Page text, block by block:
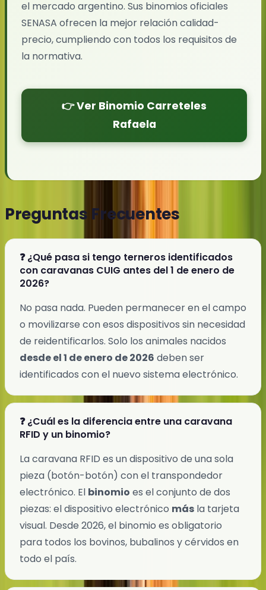
el mercado argentino. Sus binomios oficiales
SENASA ofrecen la mejor relación calidad-
precio, cumpliendo con todos los requisitos de
la normativa.
👉 Ver Binomio Carreteles
Rafaela
Preguntas Frecuentes
❓ ¿Qué pasa si tengo terneros identificados
con caravanas CUIG antes del 1 de enero de
2026?
No pasa nada. Pueden permanecer en el campo
o movilizarse con esos dispositivos sin necesidad
de reidentificarlos. Solo los animales nacidos
desde el 1 de enero de 2026 deben ser
identificados con el nuevo sistema electrónico.
❓ ¿Cuál es la diferencia entre una caravana
RFID y un binomio?
La caravana RFID es un dispositivo de una sola
pieza (botón-botón) con el transpondedor
electrónico. El binomio es el conjunto de dos
piezas: el dispositivo electrónico más la tarjeta
visual. Desde 2026, el binomio es obligatorio
para todos los bovinos, bubalinos y cérvidos en
todo el país.